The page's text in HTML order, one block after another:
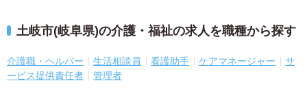
土岐市(岐阜県)の介護・福祉の求人を職種から探す
介護職・ヘルパー 生活相談員 看護助手 ケアマネージャー
サ
ービス提供責任者
管理者